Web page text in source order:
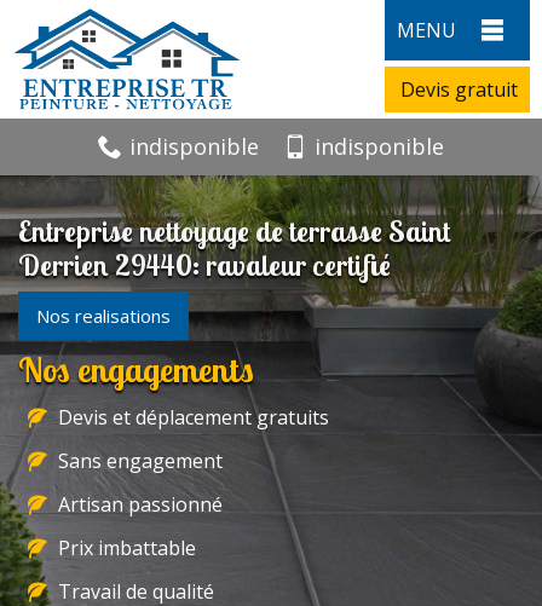
MENU
Devis gratuit
indisponible indisponible
Entreprise nettoyage de terrasse Saint
Derrien 29440: ravaleur certifié
Nos realisations
Nos engagements
Devis et déplacement gratuits
Sans engagement
Artisan passionné
Prix imbattable
Travail de qualité